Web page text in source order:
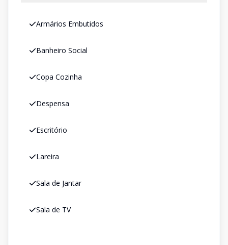
Armários Embutidos
Banheiro Social
Copa Cozinha
Despensa
Escritório
Lareira
Sala de Jantar
Sala de TV